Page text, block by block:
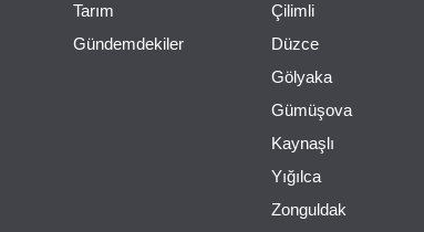
Tarım
Gündemdekiler
Çilimli
Düzce
Gölyaka
Gümüşova
Kaynaşlı
Yığılca
Zonguldak